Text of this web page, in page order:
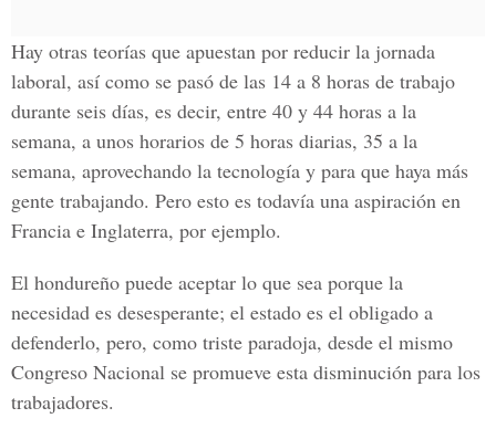
Hay otras teorías que apuestan por reducir la jornada
laboral, así como se pasó de las 14 a 8 horas de trabajo
durante seis días, es decir, entre 40 y 44 horas a la
semana, a unos horarios de 5 horas diarias, 35 a la
semana, aprovechando la tecnología y para que haya más
gente trabajando. Pero esto es todavía una aspiración en
Francia e Inglaterra, por ejemplo.
El hondureño puede aceptar lo que sea porque la
necesidad es desesperante; el estado es el obligado a
defenderlo, pero, como triste paradoja, desde el mismo
Congreso Nacional se promueve esta disminución para los
trabajadores.